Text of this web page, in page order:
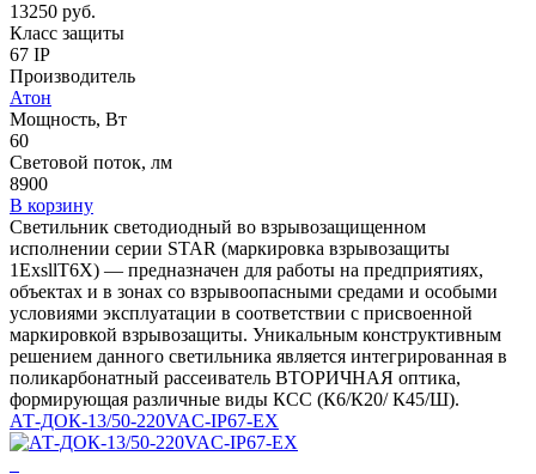
13250 руб.
Класс защиты
67 IP
Производитель
Атон
Мощность, Вт
60
Световой поток, лм
8900
В корзину
Светильник светодиодный во взрывозащищенном
исполнении серии STAR (маркировка взрывозащиты
1ЕхsllT6X) — предназначен для работы на предприятиях,
объектах и в зонах со взрывоопасными средами и особыми
условиями эксплуатации в соответствии с присвоенной
маркировкой взрывозащиты. Уникальным конструктивным
решением данного светильника является интегрированная в
поликарбонатный рассеиватель ВТОРИЧНАЯ оптика,
формирующая различные виды КСС (К6/К20/ К45/Ш).
АТ-ДОК-13/50-220VAC-IP67-EX